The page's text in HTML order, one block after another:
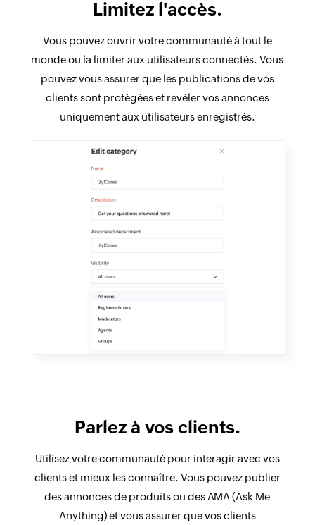
Limitez l'accès.
Vous pouvez ouvrir votre communauté à tout le
monde ou la limiter aux utilisateurs connectés. Vous
pouvez vous assurer que les publications de vos
clients sont protégées et révéler vos annonces
uniquement aux utilisateurs enregistrés.
Parlez à vos clients.
Utilisez votre communauté pour interagir avec vos
clients et mieux les connaître. Vous pouvez publier
des annonces de produits ou des AMA (Ask Me
Anything) et vous assurer que vos clients